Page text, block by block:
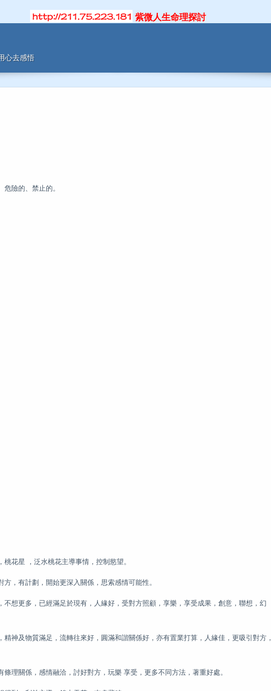
紫微人生命理探討
心去感悟
險的、禁止的。
花星 ，泛水桃花主導事情，控制慾望。
，有計劃，開始更深入關係，思索感情可能性。
想更多，已經滿足於現有，人緣好，受對方照顧，享樂，享受成果，創意，聯想，幻
神及物質滿足，流轉往來好，圓滿和諧關係好，亦有置業打算，人緣佳，更吸引對方，
理關係，感情融洽，討好對方，玩樂 享受，更多不同方法，著重好處。